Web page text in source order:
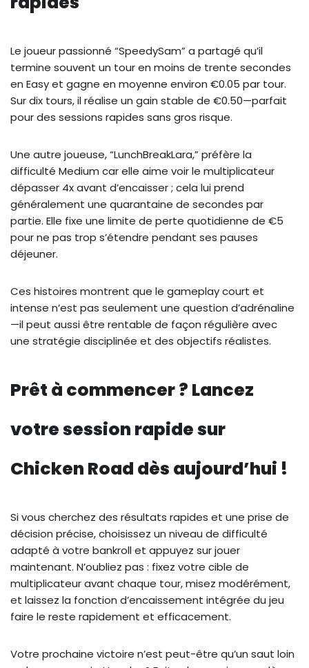
Le joueur passionné “SpeedySam” a partagé qu’il
termine souvent un tour en moins de trente secondes
en Easy et gagne en moyenne environ €0.05 par tour.
Sur dix tours, il réalise un gain stable de €0.50—parfait
pour des sessions rapides sans gros risque.
Une autre joueuse, “LunchBreakLara,” préfère la
difficulté Medium car elle aime voir le multiplicateur
dépasser 4x avant d’encaisser ; cela lui prend
généralement une quarantaine de secondes par
partie. Elle fixe une limite de perte quotidienne de €5
pour ne pas trop s’étendre pendant ses pauses
déjeuner.
Ces histoires montrent que le gameplay court et
intense n’est pas seulement une question d’adrénaline
—il peut aussi être rentable de façon régulière avec
une stratégie disciplinée et des objectifs réalistes.
Prêt à commencer ? Lancez
votre session rapide sur
Chicken Road dès aujourd’hui !
Si vous cherchez des résultats rapides et une prise de
décision précise, choisissez un niveau de difficulté
adapté à votre bankroll et appuyez sur jouer
maintenant. N’oubliez pas : fixez votre cible de
multiplicateur avant chaque tour, misez modérément,
et laissez la fonction d’encaissement intégrée du jeu
faire le reste rapidement et efficacement.
Votre prochaine victoire n’est peut-être qu’un saut loin